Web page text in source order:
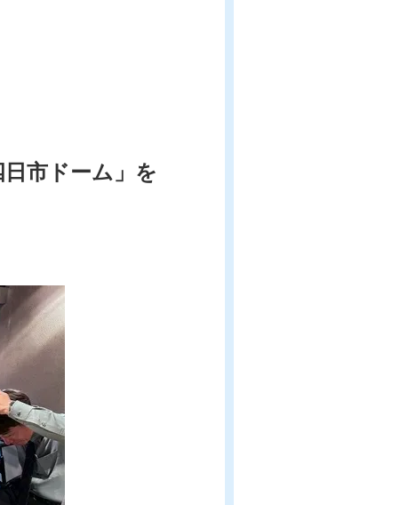
日市ドーム」を